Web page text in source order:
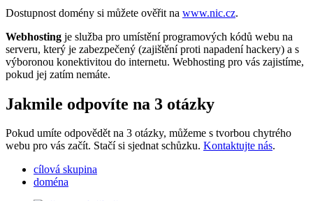
Dostupnost domény si můžete ověřit na www.nic.cz.
Webhosting je služba pro umístění programových kódů webu na
serveru, který je zabezpečený (zajištění proti napadení hackery) a s
výboronou konektivitou do internetu. Webhosting pro vás zajistíme,
pokud jej zatím nemáte.
Jakmile odpovíte na 3 otázky
Pokud umíte odpovědět na 3 otázky, můžeme s tvorbou chytrého
webu pro vás začít. Stačí si sjednat schůzku. Kontaktujte nás.
cílová skupina
doména